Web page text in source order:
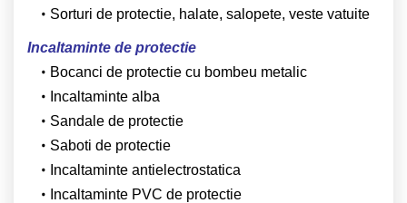
Sorturi de protectie, halate, salopete, veste vatuite
Incaltaminte de protectie
Bocanci de protectie cu bombeu metalic
Incaltaminte alba
Sandale de protectie
Saboti de protectie
Incaltaminte antielectrostatica
Incaltaminte PVC de protectie